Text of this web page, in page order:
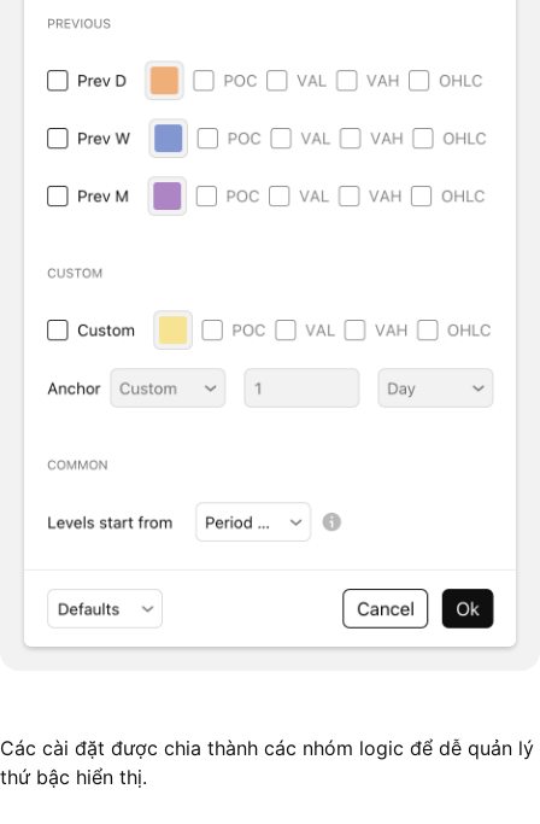
Các cài đặt được chia thành các nhóm logic để dễ quản lý
thứ bậc hiển thị.